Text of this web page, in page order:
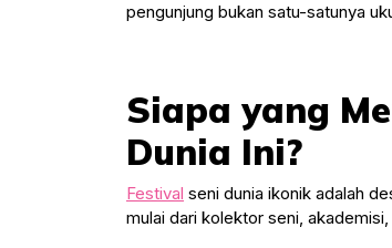
pengunjung bukan satu-satunya
Siapa yang
Dunia Ini?
Festival seni dunia ikonik adalah
mulai dari kolektor seni,